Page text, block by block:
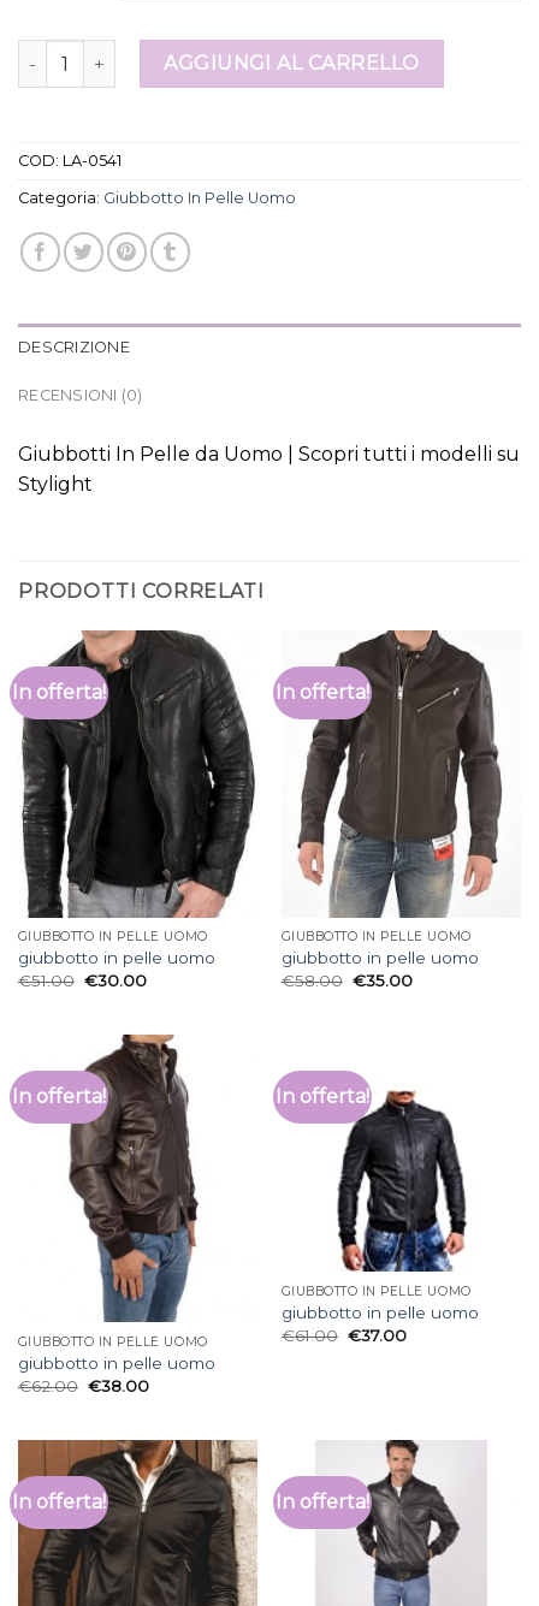
giubbotto in pelle uomo quantità
AGGIUNGI AL CARRELLO
COD: LA-0541
Categoria: Giubbotto In Pelle Uomo
DESCRIZIONE
RECENSIONI (0)
Giubbotti In Pelle da Uomo | Scopri tutti i modelli su
Stylight
PRODOTTI CORRELATI
In offerta!
GIUBBOTTO IN PELLE UOMO
giubbotto in pelle uomo
€51.00 €30.00
In offerta!
GIUBBOTTO IN PELLE UOMO
giubbotto in pelle uomo
€58.00 €35.00
In offerta!
GIUBBOTTO IN PELLE UOMO
giubbotto in pelle uomo
€62.00 €38.00
In offerta!
GIUBBOTTO IN PELLE UOMO
giubbotto in pelle uomo
€61.00 €37.00
In offerta! In offerta!